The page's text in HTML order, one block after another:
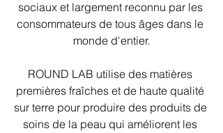
sociaux et largement reconnu par les
consommateurs de tous âges dans le
monde d'entier.
ROUND LAB utilise des matières
premières fraîches et de haute qualité
sur terre pour produire des produits de
soins de la peau qui améliorent les